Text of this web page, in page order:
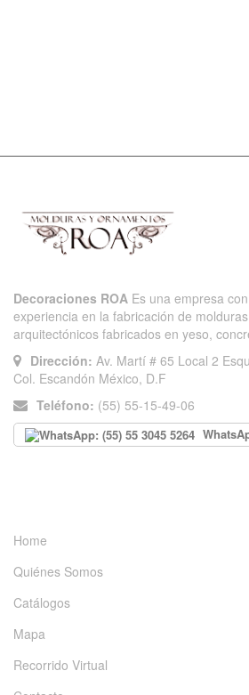
Decoraciones ROA Es una empresa
experiencia en la fabricación de
arquitectónicos fabricados en yeso,
Dirección: Av. Martí # 65 Local 2
Col. Escandón México, D.F
Teléfono: (55) 55-15-49-06
Home
Quiénes Somos
Catálogos
Mapa
Recorrido Virtual